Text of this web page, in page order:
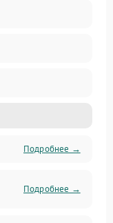
Подробнее →
Подробнее →